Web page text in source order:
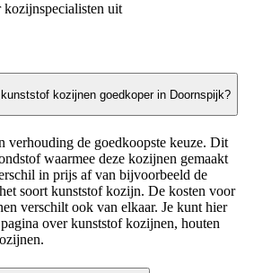
kozijnspecialisten uit
kozijnen goedkoper in Doornspijk?
verhouding de goedkoopste keuze. Dit
waarmee deze kozijnen gemaakt
in prijs af van bijvoorbeeld de
soort kunststof kozijn. De kosten voor
verschilt ook van elkaar. Je kunt hier
over kunststof kozijnen, houten